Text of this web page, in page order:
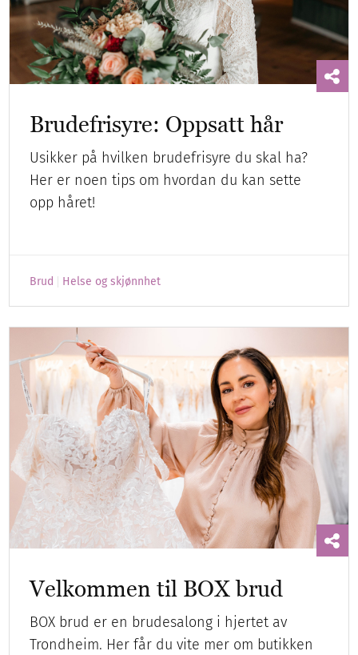
Brudefrisyre: Oppsatt hår
Usikker på hvilken brudefrisyre du skal ha?
Her er noen tips om hvordan du kan sette
opp håret!
Brud Helse og skjønnhet
Velkommen til BOX brud
BOX brud er en brudesalong i hjertet av
Trondheim. Her får du vite mer om butikken